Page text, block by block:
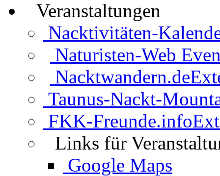
Veranstaltungen
Nacktivitäten-
Naturisten-Web
Nacktwandern.de
Taunus-Nackt-
FKK-Freunde.info
Links für
Google Maps